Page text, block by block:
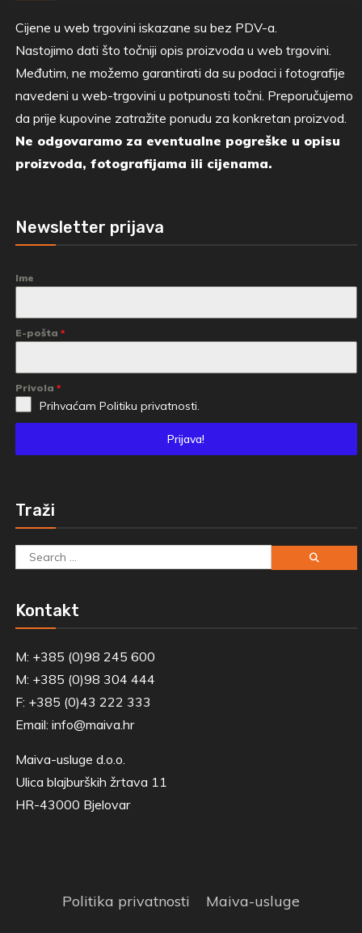
Cijene u web trgovini iskazane su bez PDV-a.
Nastojimo dati što točniji opis proizvoda u web trgovini.
Međutim, ne možemo garantirati da su podaci i fotografije
navedeni u web-trgovini u potpunosti točni. Preporučujemo
da prije kupovine zatražite ponudu za konkretan proizvod.
Ne odgovaramo za eventualne pogreške u opisu
proizvoda, fotografijama ili cijenama.
Newsletter prijava
Ime
E-pošta *
Privola *
Prihvaćam Politiku privatnosti.
Prijava!
Traži
Search
Kontakt
M: +385 (0)98 245 600
M: +385 (0)98 304 444
F: +385 (0)43 222 333
Email: info@maiva.hr
Maiva-usluge d.o.o.
Ulica blajburških žrtava 11
HR-43000 Bjelovar
Politika privatnosti Maiva-usluge